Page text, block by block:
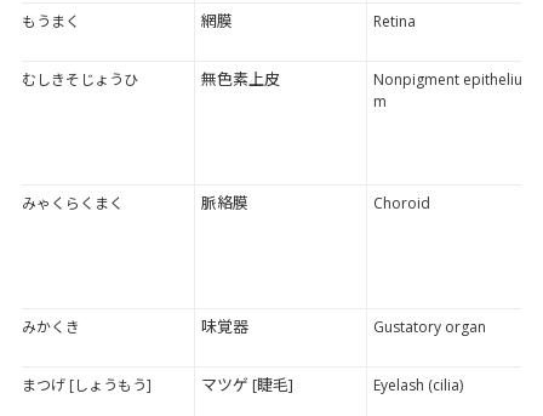
もうまく 網膜 Retina
むしきそじょうひ 無色素上皮
Nonpigment epitheliu
m
みゃくらくまく 脈絡膜 Choroid
みかくき 味覚器 Gustatory organ
まつげ [しょうもう] マツゲ [睫毛] Eyelash (cilia)